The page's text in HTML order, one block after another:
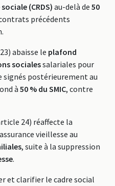
(CRDS) au-delà de 50
précédents
abaisse le plafond
socialessalariales pour
postérieurement au
à 50 % du SMIC, contre
24) réaffecte la
vieillesse au
, suite à la suppression
.
et clarifier le cadre social